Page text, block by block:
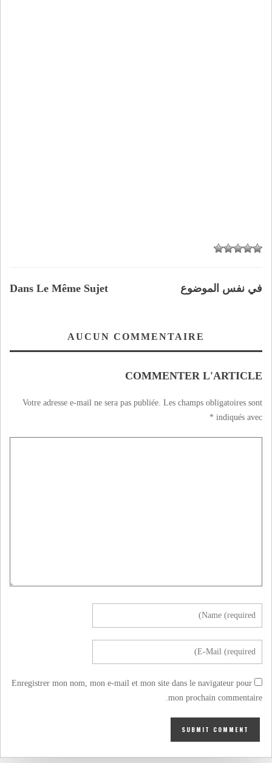
Dans Le Même Sujet في نفس الموضوع
AUCUN COMMENTAIRE
COMMENTER L'ARTICLE
Votre adresse e-mail ne sera pas publiée. Les champs obligatoires sont
indiqués avec
*
Enregistrer mon nom, mon e-mail et mon site dans le navigateur pour
mon prochain commentaire.